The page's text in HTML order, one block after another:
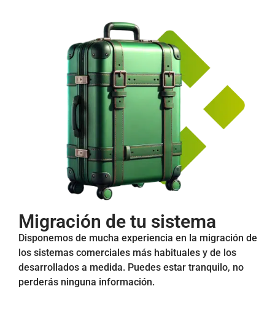
Migración de tu sistema
Disponemos de mucha experiencia en la migración de
los sistemas comerciales más habituales y de los
desarrollados a medida. Puedes estar tranquilo, no
perderás ninguna información.